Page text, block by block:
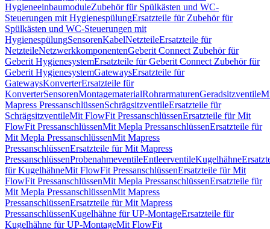
HygieneeinbaumoduleZubehör für Spülkästen und WC-
Steuerungen mit HygienespülungErsatzteile für Zubehör für
Spülkästen und WC-Steuerungen mit
HygienespülungSensorenKabelNetzteileErsatzteile für
NetzteileNetzwerkkomponentenGeberit Connect Zubehör für
Geberit HygienesystemErsatzteile für Geberit Connect Zubehör für
Geberit HygienesystemGatewaysErsatzteile für
GatewaysKonverterErsatzteile für
KonverterSensorenMontagematerialRohrarmaturenGeradsitzventile
Mapress PressanschlüssenSchrägsitzventileErsatzteile für
SchrägsitzventileMit FlowFit PressanschlüssenErsatzteile für Mit
FlowFit PressanschlüssenMit Mepla PressanschlüssenErsatzteile für
Mit Mepla PressanschlüssenMit Mapress
PressanschlüssenErsatzteile für Mit Mapress
PressanschlüssenProbenahmeventileEntleerventileKugelhähne
für KugelhähneMit FlowFit PressanschlüssenErsatzteile für Mit
FlowFit PressanschlüssenMit Mepla PressanschlüssenErsatzteile für
Mit Mepla PressanschlüssenMit Mapress
PressanschlüssenErsatzteile für Mit Mapress
PressanschlüssenKugelhähne für UP-MontageErsatzteile für
Kugelhähne für UP-MontageMit FlowFit